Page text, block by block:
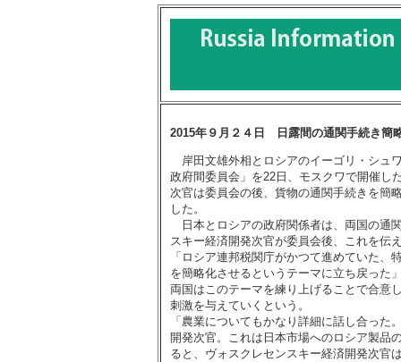
2015年９月２４日 日露間の通関手続き簡
岸田文雄外相とロシアのイーゴリ・シュ
政府間委員会」を22日、モスクワで開催し
次官は委員会の後、貨物の通関手続きを簡
した。
日本とロシアの政府関係者は、両国の通
スキー経済開発次官が委員会後、これを伝
「ロシア連邦税関庁がかつて進めていた
を簡略化させるというテーマに立ち戻った
両国はこのテーマを練り上げることで合意
刺激を与えていくという。
「農業についてもかなり詳細に話し合っ
開発次官。これは日本市場へのロシア製品
ると、ヴォスクレセンスキー経済開発次官